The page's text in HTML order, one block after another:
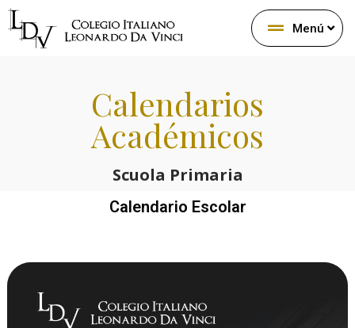
Menú
Calendarios
Académicos
Scuola Primaria
Calendario Escolar